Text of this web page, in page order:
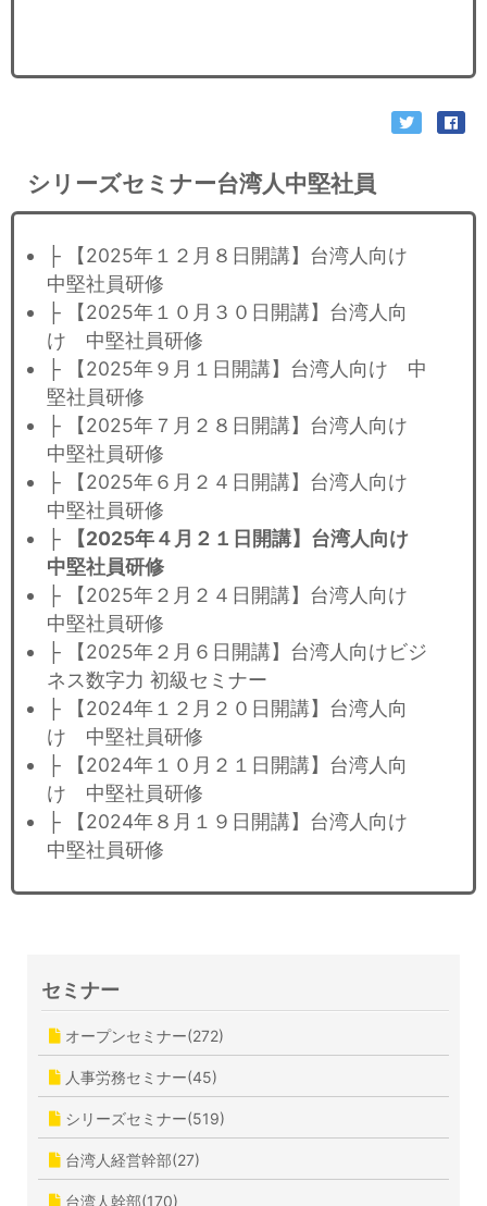
シリーズセミナー台湾人中堅社員
├ 【2025年１２月８日開講】台湾人向け
中堅社員研修
├ 【2025年１０月３０日開講】台湾人向
け 中堅社員研修
├ 【2025年９月１日開講】台湾人向け 中
堅社員研修
├ 【2025年７月２８日開講】台湾人向け
中堅社員研修
├ 【2025年６月２４日開講】台湾人向け
中堅社員研修
├
【2025年４月２１日開講】台湾人向け
中堅社員研修
├ 【2025年２月２４日開講】台湾人向け
中堅社員研修
├ 【2025年２月６日開講】台湾人向けビジ
ネス数字力 初級セミナー
├ 【2024年１２月２０日開講】台湾人向
け 中堅社員研修
├ 【2024年１０月２１日開講】台湾人向
け 中堅社員研修
├ 【2024年８月１９日開講】台湾人向け
中堅社員研修
セミナー
オープンセミナー(272)
人事労務セミナー(45)
シリーズセミナー(519)
台湾人経営幹部(27)
台湾人幹部(170)